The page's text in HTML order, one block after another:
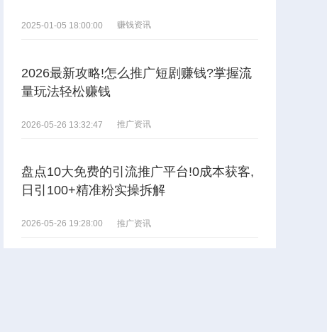
2025-01-05 18:00:00 赚钱资讯
2026最新攻略!怎么推广短剧赚钱?掌握流
量玩法轻松赚钱
2026-05-26 13:32:47 推广资讯
盘点10大免费的引流推广平台!0成本获客,
日引100+精准粉实操拆解
2026-05-26 19:28:00 推广资讯